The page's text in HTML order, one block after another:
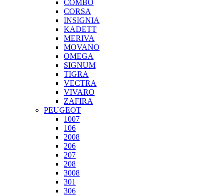
COMBO
CORSA
INSIGNIA
KADETT
MERIVA
MOVANO
OMEGA
SIGNUM
TIGRA
VECTRA
VIVARO
ZAFIRA
PEUGEOT
1007
106
2008
206
207
208
3008
301
306